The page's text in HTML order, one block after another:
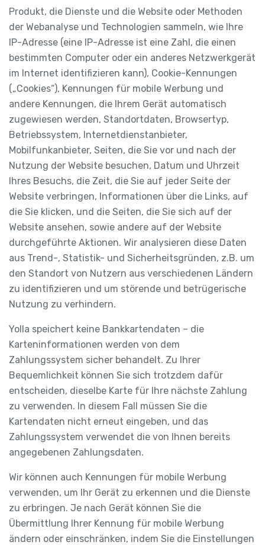
Produkt, die Dienste und die Website oder Methoden
der Webanalyse und Technologien sammeln, wie Ihre
IP-Adresse (eine IP-Adresse ist eine Zahl, die einen
bestimmten Computer oder ein anderes Netzwerkgerät
im Internet identifizieren kann), Cookie-Kennungen
(„Cookies“), Kennungen für mobile Werbung und
andere Kennungen, die Ihrem Gerät automatisch
zugewiesen werden, Standortdaten, Browsertyp,
Betriebssystem, Internetdienstanbieter,
Mobilfunkanbieter, Seiten, die Sie vor und nach der
Nutzung der Website besuchen, Datum und Uhrzeit
Ihres Besuchs, die Zeit, die Sie auf jeder Seite der
Website verbringen, Informationen über die Links, auf
die Sie klicken, und die Seiten, die Sie sich auf der
Website ansehen, sowie andere auf der Website
durchgeführte Aktionen. Wir analysieren diese Daten
aus Trend-, Statistik- und Sicherheitsgründen, z.B. um
den Standort von Nutzern aus verschiedenen Ländern
zu identifizieren und um störende und betrügerische
Nutzung zu verhindern.
Yolla speichert keine Bankkartendaten – die
Karteninformationen werden von dem
Zahlungssystem sicher behandelt. Zu Ihrer
Bequemlichkeit können Sie sich trotzdem dafür
entscheiden, dieselbe Karte für Ihre nächste Zahlung
zu verwenden. In diesem Fall müssen Sie die
Kartendaten nicht erneut eingeben, und das
Zahlungssystem verwendet die von Ihnen bereits
angegebenen Zahlungsdaten.
Wir können auch Kennungen für mobile Werbung
verwenden, um Ihr Gerät zu erkennen und die Dienste
zu erbringen. Je nach Gerät können Sie die
Übermittlung Ihrer Kennung für mobile Werbung
ändern oder einschränken, indem Sie die Einstellungen